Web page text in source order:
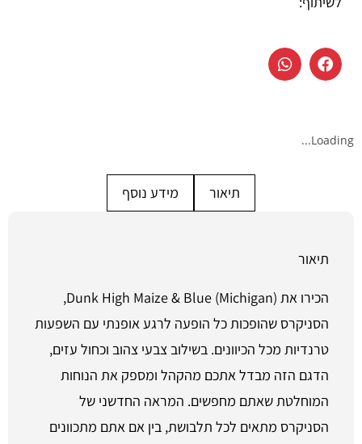
Loading...
תיאור מידע נוסף
תיאור
הכירו את Dunk High Maize & Blue (Michigan),
הסניקרס שהופכות כל הופעה לרגע אופנתי עם השפעות
טרנדיות מכל הכיוונים. בשילוב צבעי צהוב וכחול עזים,
הדגם הזה מבדל אתכם מהקהל ומספק את הנוחות
המוחלטת שאתם מחפשים. המראה החדשני של
הסניקרס מתאים לכל תלבושת, בין אם אתם מתכוונים